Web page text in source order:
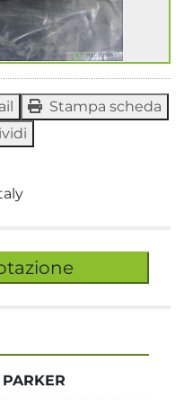
Stampa scheda
PARKER